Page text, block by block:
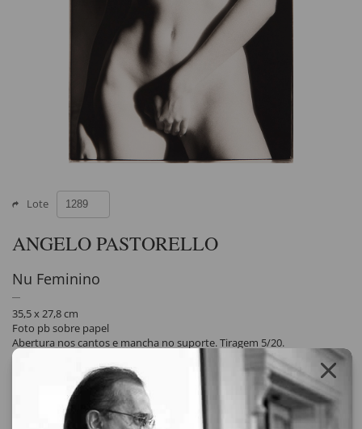
Lote
ANGELO PASTORELLO
Nu Feminino
35,5 x 27,8 cm
Foto pb sobre papel
Abertura nos cantos e mancha no suporte. Tiragem 5/20.
Compartilhar